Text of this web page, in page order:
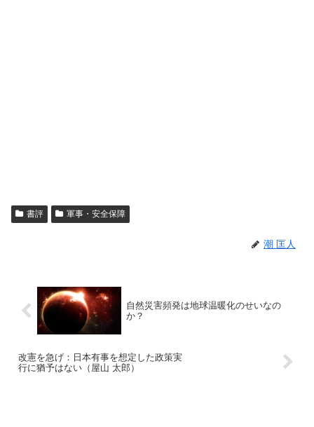
書評 軍事・安全保障
潮 匡人
自然災害頻発は地球温暖化のせいなの
か？
改憲を急げ：日本有事を想定した政策実
行に猶予はない（屋山 太郎）